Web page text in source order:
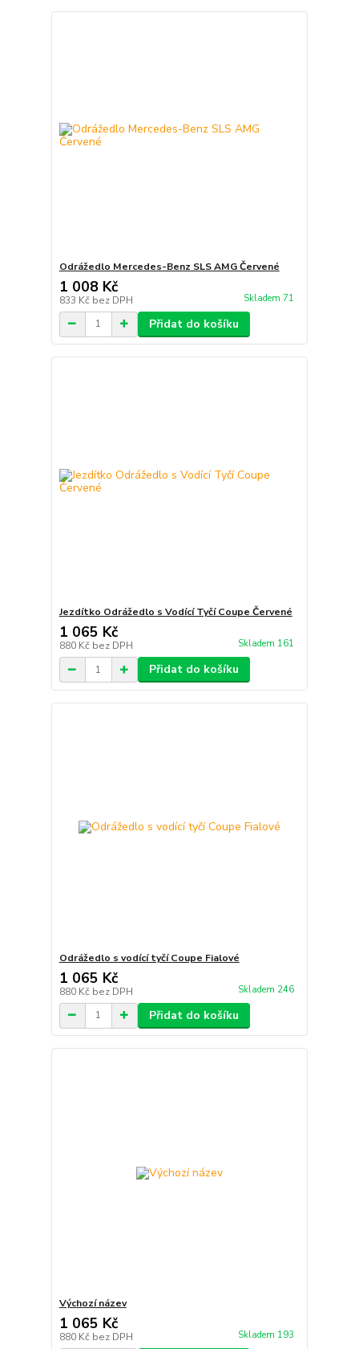
Odrážedlo Mercedes-Benz SLS AMG Červené
1 008 Kč
833 Kč bez DPH Skladem 71
Přidat do košíku
Jezdítko Odrážedlo s Vodící Tyčí Coupe Červené
1 065 Kč
880 Kč bez DPH Skladem 161
Přidat do košíku
Odrážedlo s vodící tyčí Coupe Fialové
1 065 Kč
880 Kč bez DPH Skladem 246
Přidat do košíku
Výchozí název
1 065 Kč
880 Kč bez DPH Skladem 193